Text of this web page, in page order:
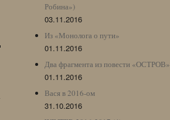
Робина»)
03.11.2016
Из «Монолога о пути»
01.11.2016
Два фрагмента из повести «ОСТРОВ»
01.11.2016
Вася в 2016-ом
31.10.2016